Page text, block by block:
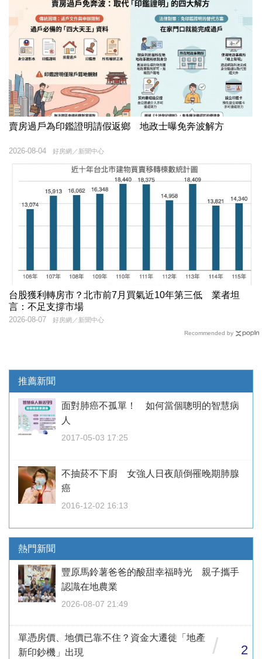
賣房過戶為印鑑證明請假返鄉 地政士曝免奔波解方
好房網／新聞中心
2026-08-04
台股獲利轉房市？北市前7月買氣近10年第三低 業者坦
言：不足支撐市場
好房網／新聞中心
2026-08-07
Recommended by
推薦新聞
面對肺癌不孤單！ 如何當個聰明的智慧病
人
2017-05-03 17:25
不抽菸不下廚 女強人日夜顛倒罹晚期肺腺
癌
2016-12-02 16:13
熱門新聞
豐原馬鈴薯爸爸的酸甜幸福時光 親子攜手
認識在地農業
2026-08-07 21:49
單憑房價、地價已靠不住？資金大遷徙「地產
新印鈔機」出現
/ 2